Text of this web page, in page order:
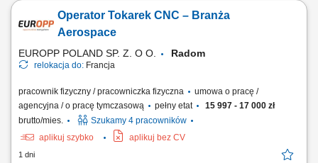
Wykonywanie robót ziemnych oraz innych prac budowlanych na
realizowanych inwestycjach. Codzienna kontrola sprawności
Operator Tokarek CNC – Branża
Aerospace
EUROPP POLAND SP. Z. O O. Radom
relokacja do: Francja
pracownik fizyczny / pracowniczka fizyczna
umowa o pracę /
agencyjna / o pracę tymczasową
pełny etat
15 997 - 17 000 zł
brutto/mies.
Szukamy 4 pracowników
aplikuj szybko
aplikuj bez CV
1 dni